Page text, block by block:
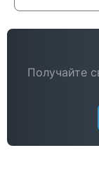
Получайте